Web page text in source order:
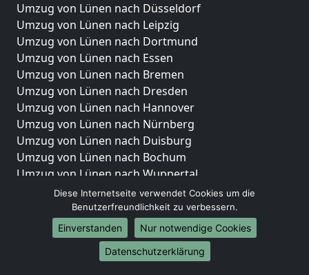
Umzug von Lünen nach Düsseldorf
Umzug von Lünen nach Leipzig
Umzug von Lünen nach Dortmund
Umzug von Lünen nach Essen
Umzug von Lünen nach Bremen
Umzug von Lünen nach Dresden
Umzug von Lünen nach Hannover
Umzug von Lünen nach Nürnberg
Umzug von Lünen nach Duisburg
Umzug von Lünen nach Bochum
Umzug von Lünen nach Wuppertal
Umzug von Lünen nach Bielefeld
Umzug von Lünen nach Bonn
Umzug von Lünen nach Münster
Internationale-Umzüge
Diese Internetseite verwendet Cookies um die
Benutzerfreundlichkeit zu verbessern.
Einverstanden
Nur notwendige Cookies
Datenschutzerklärung